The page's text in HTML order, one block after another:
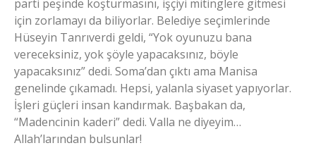
parti peşinde koşturmasını, işçiyi mitinglere gitmesi
için zorlamayı da biliyorlar. Belediye seçimlerinde
Hüseyin Tanrıverdi geldi, “Yok oyunuzu bana
vereceksiniz, yok şöyle yapacaksınız, böyle
yapacaksınız” dedi. Soma’dan çıktı ama Manisa
genelinde çıkamadı. Hepsi, yalanla siyaset yapıyorlar.
İşleri güçleri insan kandırmak. Başbakan da,
“Madencinin kaderi” dedi. Valla ne diyeyim…
Allah’larından bulsunlar!